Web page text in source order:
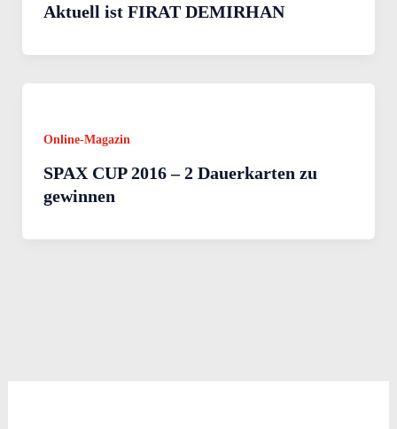
Aktuell ist FIRAT DEMIRHAN
Online-Magazin
SPAX CUP 2016 – 2 Dauerkarten zu
gewinnen